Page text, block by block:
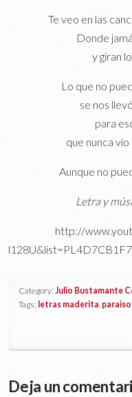
Te veo en las
Donde
y giran
Lo que no
se nos
para
que nunca vio
Aunque no
Letra y
http://
Category:Julio Bustamante
Tags: letras maderita
Deja un